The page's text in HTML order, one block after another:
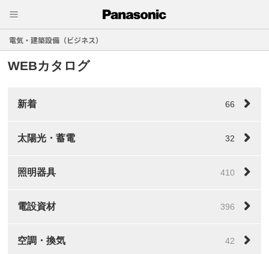
電気・建築設備（ビジネス）
WEBカタログ
新着 66
太陽光・蓄電 32
照明器具 410
電設資材 396
空調・換気 42